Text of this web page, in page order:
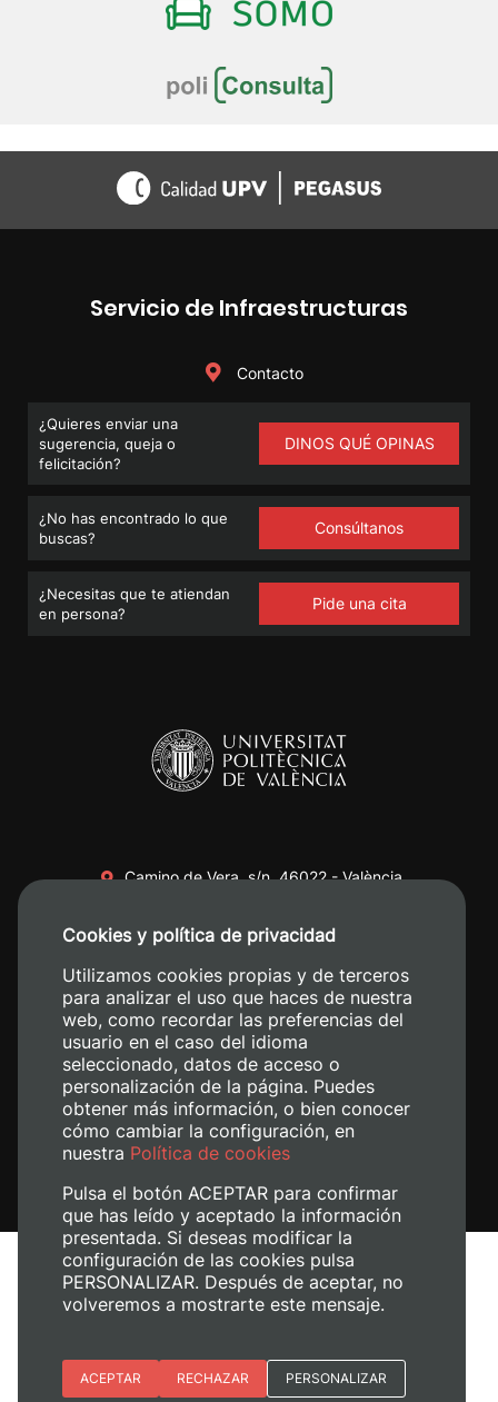
Servicio de Infraestructuras
Contacto
¿Quieres enviar una
sugerencia, queja o
felicitación?
DINOS QUÉ OPINAS
¿No has encontrado lo que
buscas?
Consúltanos
¿Necesitas que te atiendan
en persona?
Pide una cita
Camino de Vera, s/n. 46022 - València
+34 620 04 00 50
Aviso legal
Política de cookies
Gestionar cookies
Cookies y política de privacidad
Utilizamos cookies propias y de terceros
para analizar el uso que haces de nuestra
web, como recordar las preferencias del
usuario en el caso del idioma
seleccionado, datos de acceso o
personalización de la página. Puedes
obtener más información, o bien conocer
cómo cambiar la configuración, en
nuestra Política de cookies
Pulsa el botón ACEPTAR para confirmar
que has leído y aceptado la información
presentada. Si deseas modificar la
configuración de las cookies pulsa
PERSONALIZAR. Después de aceptar, no
volveremos a mostrarte este mensaje.
Esenciales
ACEPTAR RECHAZAR PERSONALIZAR